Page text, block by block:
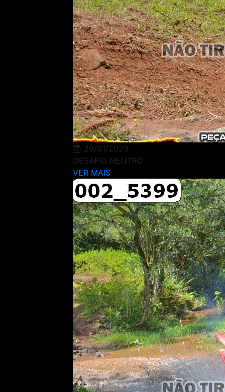
29/01/2023
DESAFIO NEUTRO
VER MAIS